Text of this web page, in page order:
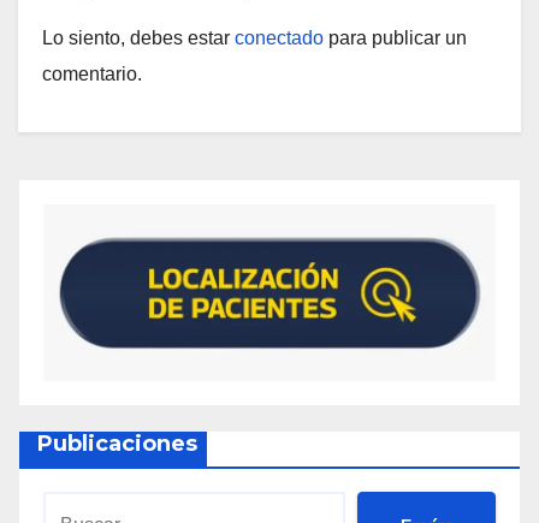
Lo siento, debes estar conectado para publicar un
comentario.
Publicaciones